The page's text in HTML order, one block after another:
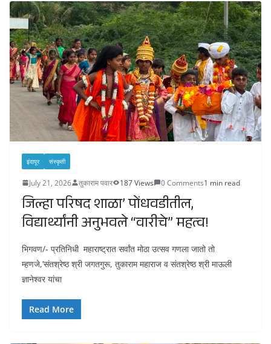
इंदापूर संस्कृती
July 21, 2026 तुकाराम पवार 187 Views 0 Comments1 min read
जिल्हा परिषद शाळा’ पोंधवडीतील,
विद्यार्थ्यांनी अनुभवले “वारीचे” महत्व!
भिगवण/- प्रतिनिधी महाराष्ट्रात सर्वांत मोठा उत्सव गणला जातो तो
म्हणजे,’संतश्रेष्ठ श्री जगतगुरू, तुकाराम महाराज व संतश्रेष्ठ श्री माऊली
ज्ञानेश्वर यांचा
Read More